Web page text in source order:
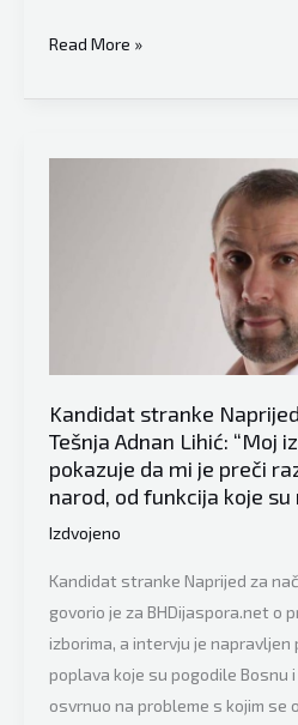
Može
Tešnjak
jako
daleko,
pa
čak
i
do
finala”
Read More »
Kandidat stranke
Tešnja Adnan Lihić: “Moj
pokazuje da mi je preči
narod, od funkcija koje
Izdvojeno
Kandidat stranke Naprijed za
govorio je za BHDijaspora.net o
izborima, a intervju je
poplava koje su pogodile Bosnu
osvrnuo na probleme s kojim se